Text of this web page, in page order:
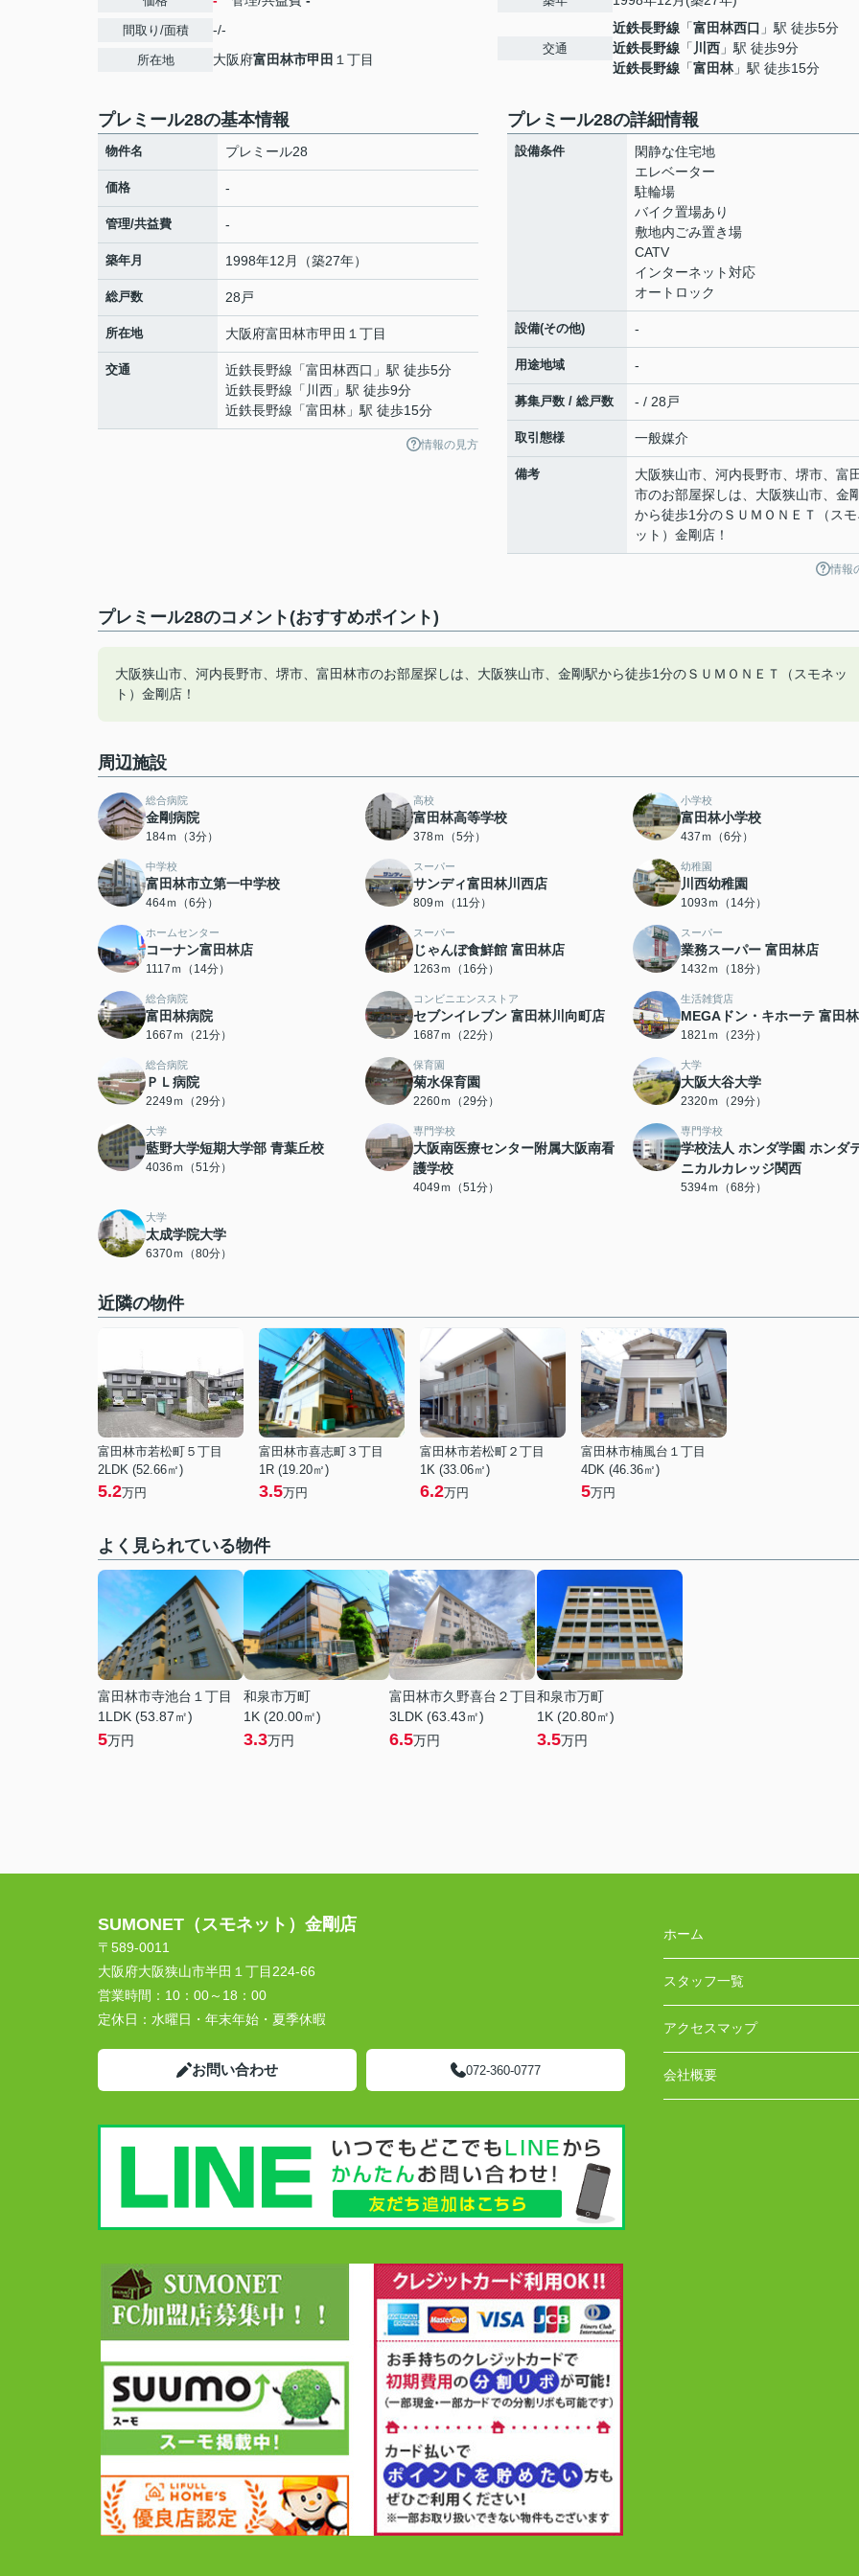
間取り/面積 -/-
所在地 大阪府富田林市甲田 １丁目
交通
近鉄長野線 「富田林西口 」駅 徒歩5分
近鉄長野線 「 川西 」駅 徒歩9分
近鉄長野線 「富田林」駅 徒歩15分
プレミール28の基本情報
物件名 プレミール28
価格 -
管理/共益費 -
築年月 1998年12月（築27年）
総戸数 28戸
所在地 大阪府富田林市甲田 １丁目
交通 近鉄長野線 「富田林西口 」駅 徒歩5分
近鉄長野線 「 川西 」駅 徒歩9分
近鉄長野線 「富田林 」駅 徒歩15分
情報の見方
プレミール28の詳細情報
設備条件
閑静な住宅地
エレベーター
駐輪場
バイク置場あり
敷地内ごみ置き場
CATV
インターネット対応
オートロック
設備(その他) -
用途地域 -
募集戸数 / 総戸数 - / 28戸
取引態様 一般媒介
備考
大阪狭山市、河内長野市、堺市、富
市のお部屋探しは、大阪狭山市、金
から徒歩1分のＳＵＭＯＮＥＴ（スモ
ット）金剛店！
情報
プレミール28のコメント(おすすめポイント)
大阪狭山市、河内長野市、堺市、富田林市のお部屋探しは、大阪狭山市、金剛駅から徒歩1分のＳＵＭＯＮＥＴ（スモネッ
ト）金剛店！
周辺施設
総合病院
金剛病院
184ｍ（3分）
高校
富田林高等学校
378ｍ（5分）
小学校
富田林小学校
437ｍ（6分）
中学校
富田林市立第一中学校
464ｍ（6分）
スーパー
サンディ富田林川西店
809ｍ（11分）
幼稚園
川西幼稚園
1093ｍ（14分）
ホームセンター
コーナン富田林店
1117ｍ（14分）
スーパー
じゃんぼ食鮮館 富田林店
1263ｍ（16分）
スーパー
業務スーパー 富田林店
1432ｍ（18分）
総合病院
富田林病院
1667ｍ（21分）
コンビニエンスストア
セブンイレブン 富田林川向町店
1687ｍ（22分）
生活雑貨店
MEGAドン・キホーテ 富田
1821ｍ（23分）
総合病院
ＰＬ病院
2249ｍ（29分）
保育園
菊水保育園
2260ｍ（29分）
大学
大阪大谷大学
2320ｍ（29分）
大学
藍野大学短期大学部 青葉丘校
4036ｍ（51分）
専門学校
大阪南医療センター附属大阪南看
護学校
4049ｍ（51分）
専門学校
学校法人 ホンダ学園 ホンダ
ニカルカレッジ関西
5394ｍ（68分）
大学
太成学院大学
6370ｍ（80分）
近隣の物件
富田林市若松町５丁目
2LDK (52.66㎡)
5.2万円
富田林市喜志町３丁目
1R (19.20㎡)
3.5万円
富田林市若松町２丁目
1K (33.06㎡)
6.2万円
富田林市楠風台１丁目
4DK (46.36㎡)
5万円
よく見られている物件
富田林市寺池台１丁目
1LDK (53.87㎡)
5万円
和泉市万町
1K (20.00㎡)
3.3万円
富田林市久野喜台２丁目
3LDK (63.43㎡)
6.5万円
和泉市万町
1K (20.80㎡)
3.5万円
SUMONET（スモネット）金剛店
〒589-0011
大阪府大阪狭山市半田１丁目224-66
営業時間： 10：00～18：00
定休日： 水曜日・年末年始・夏季休暇
お問い合わせ 072-360-0777
ホーム
スタッフ一覧
アクセスマップ
会社概要